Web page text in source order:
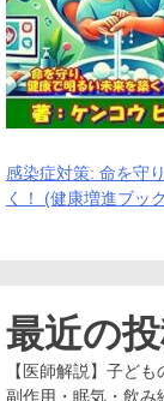
感染症対策: 命を守
く！ (健康増進ブッ
最近の
【医師解説】子ど
副作用・眠気・飲